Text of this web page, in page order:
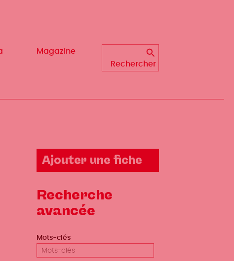
Magazine
Rechercher
Magazine
Rechercher
Ajouter une fiche
Recherche
avancée
Mots-clés